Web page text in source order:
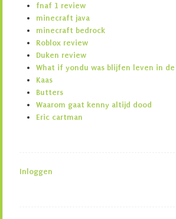
fnaf 1 review
minecraft java
minecraft bedrock
Roblox review
Duken review
What if yondu was blijfen leven in
Kaas
Butters
Waarom gaat kenny altijd dood
Eric cartman
Inloggen